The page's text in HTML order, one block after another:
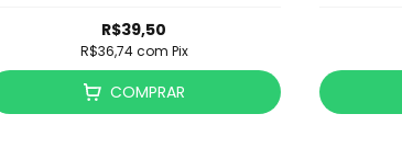
R$39,50
R$36,74com Pix
COMPRAR